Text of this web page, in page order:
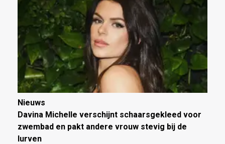
Nieuws
Davina Michelle verschijnt schaarsgekleed voor
zwembad en pakt andere vrouw stevig bij de
lurven